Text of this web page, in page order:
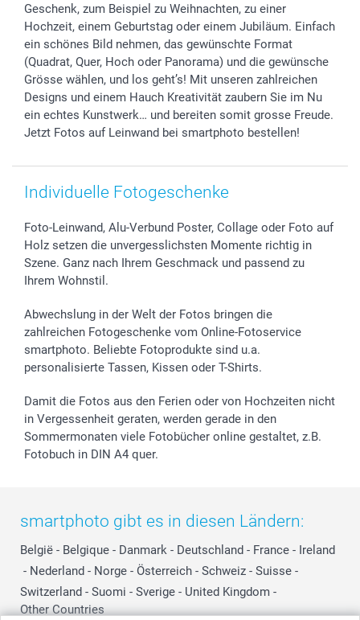
Geschenk, zum Beispiel zu Weihnachten, zu einer
Hochzeit, einem Geburtstag oder einem Jubiläum. Einfach
ein schönes Bild nehmen, das gewünschte Format
(Quadrat, Quer, Hoch oder Panorama) und die gewünsche
Grösse wählen, und los geht’s! Mit unseren zahlreichen
Designs und einem Hauch Kreativität zaubern Sie im Nu
ein echtes Kunstwerk… und bereiten somit grosse Freude.
Jetzt Fotos auf Leinwand bei smartphoto bestellen!
Individuelle Fotogeschenke
Foto-Leinwand, Alu-Verbund Poster, Collage oder Foto auf
Holz setzen die unvergesslichsten Momente richtig in
Szene. Ganz nach Ihrem Geschmack und passend zu
Ihrem Wohnstil.
Abwechslung in der Welt der Fotos bringen die
zahlreichen Fotogeschenke vom Online-Fotoservice
smartphoto. Beliebte Fotoprodukte sind u.a.
personalisierte Tassen, Kissen oder T-Shirts.
Damit die Fotos aus den Ferien oder von Hochzeiten nicht
in Vergessenheit geraten, werden gerade in den
Sommermonaten viele Fotobücher online gestaltet, z.B.
Fotobuch in DIN A4 quer.
smartphoto gibt es in diesen Ländern:
België - Belgique - Danmark - Deutschland - France - Ireland
- Nederland - Norge - Österreich - Schweiz - Suisse -
Switzerland - Suomi - Sverige - United Kingdom -
Other Countries